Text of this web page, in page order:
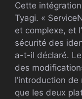
Cette
Tyagi. «
et complexe, et
sécurité des
a-t-il déclaré.
des
l’introduction
que les deux